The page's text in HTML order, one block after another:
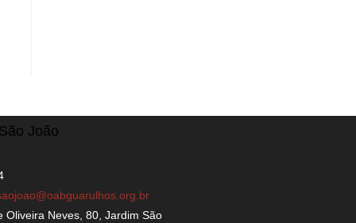
João
Oliveira Neves, 80, Jardim São